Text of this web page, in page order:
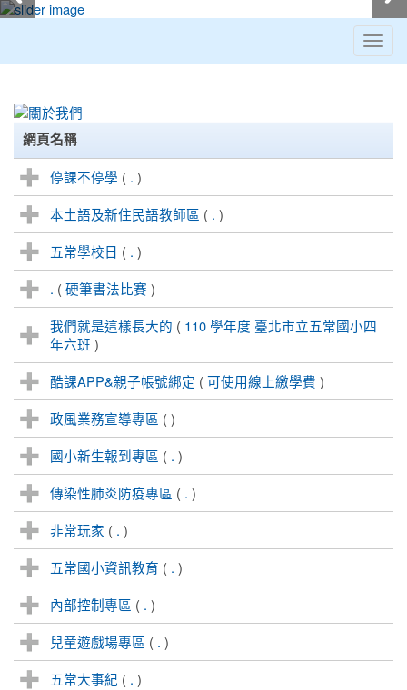
網頁名稱
停課不停學 ( . )
本土語及新住民語教師區 ( . )
五常學校日 ( . )
. ( 硬筆書法比賽 )
我們就是這樣長大的 ( 110 學年度 臺北市立五常國小四
年六班 )
酷課APP&親子帳號綁定 ( 可使用線上繳學費 )
政風業務宣導專區 ( )
國小新生報到專區 ( . )
傳染性肺炎防疫專區 ( . )
非常玩家 ( . )
五常國小資訊教育 ( . )
內部控制專區 ( . )
兒童遊戲場專區 ( . )
五常大事紀 ( . )